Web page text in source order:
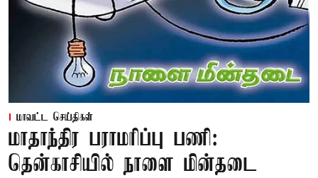
மாவட்ட செய்திகள்
மாதாந்திர பராமரிப்பு பணி:
தென்காசியில் நாளை மின்தடை